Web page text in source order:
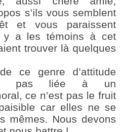
s’ils vous semblent
et vous paraissent
a les témoins à cet
trouver là quelques
ce genre d’attitude
pas liée à un
ce n’est pas le fruit
car elles ne se
mêmes. Nous devons